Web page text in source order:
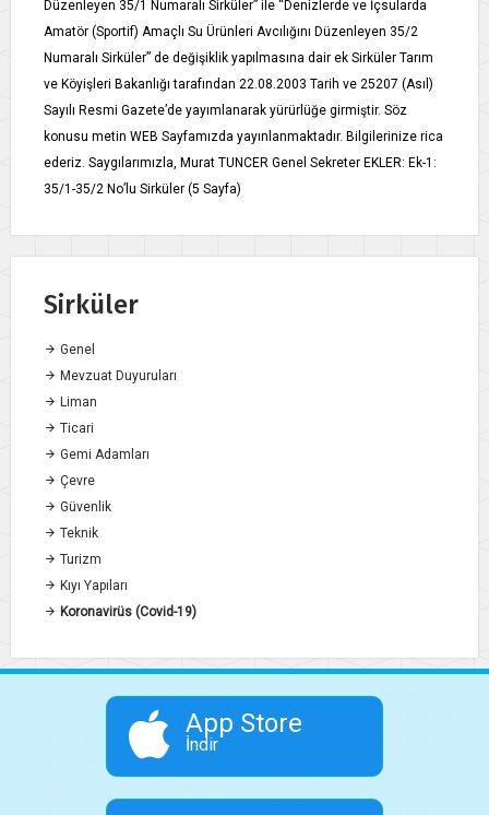
Düzenleyen 35/1 Numaralı Sirküler” ile “Denizlerde ve İçsularda
Amatör (Sportif) Amaçlı Su Ürünleri Avcılığını Düzenleyen 35/2
Numaralı Sirküler” de değişiklik yapılmasına dair ek Sirküler Tarım
ve Köyişleri Bakanlığı tarafından 22.08.2003 Tarih ve 25207 (Asıl)
Sayılı Resmi Gazete’de yayımlanarak yürürlüğe girmiştir. Söz
konusu metin WEB Sayfamızda yayınlanmaktadır. Bilgilerinize rica
ederiz. Saygılarımızla, Murat TUNCER Genel Sekreter EKLER: Ek-1:
35/1-35/2 No’lu Sirküler (5 Sayfa)
Sirküler
Genel
Mevzuat Duyuruları
Liman
Ticari
Gemi Adamları
Çevre
Güvenlik
Teknik
Turizm
Kıyı Yapıları
Koronavirüs (Covid-19)
App Store
İndir